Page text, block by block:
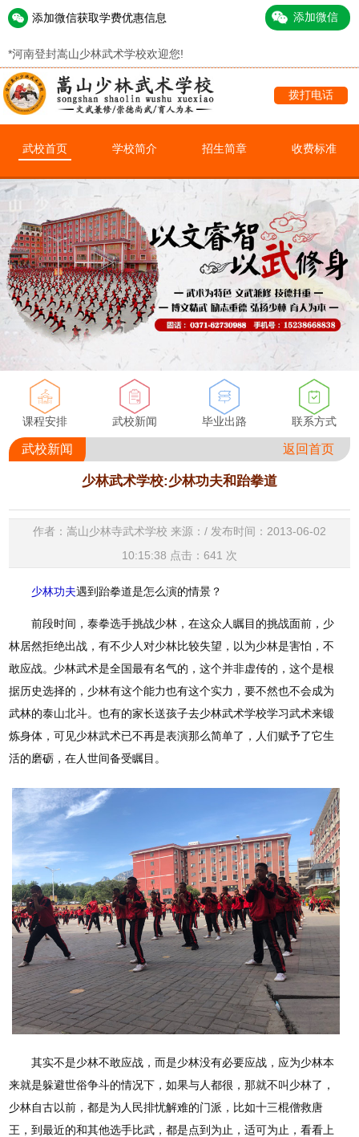
添加微信获取学费优惠信息
*河南登封嵩山少林武术学校欢迎您!
拨打电话
武校首页 学校简介 招生简章 收费标准
课程安排 武校新闻 毕业出路 联系方式
武校新闻 返回首页
少林武术学校:少林功夫和跆拳道
作者：嵩山少林寺武术学校 来源：/ 发布时间：2013-06-02
10:15:38 点击： 641 次
少林功夫遇到跆拳道是怎么演的情景？
前段时间，泰拳选手挑战少林，在这众人瞩目的挑战面前，少
林居然拒绝出战，有不少人对少林比较失望，以为少林是害怕，不
敢应战。少林武术是全国最有名气的，这个并非虚传的，这个是根
据历史选择的，少林有这个能力也有这个实力，要不然也不会成为
武林的泰山北斗。也有的家长送孩子去少林武术学校学习武术来锻
炼身体，可见少林武术已不再是表演那么简单了，人们赋予了它生
活的磨砺，在人世间备受瞩目。
其实不是少林不敢应战，而是少林没有必要应战，应为少林本
来就是躲避世俗争斗的情况下，如果与人都很，那就不叫少林了，
少林自古以前，都是为人民排忧解难的门派，比如十三棍僧救唐
王，到最近的和其他选手比武，都是点到为止，适可为止，看看上